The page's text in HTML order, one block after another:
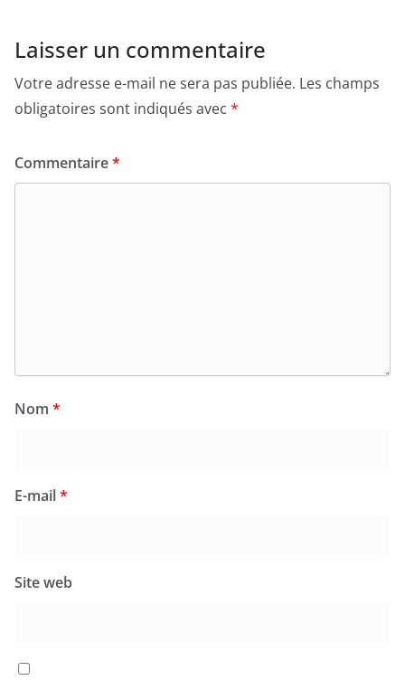
Laisser un commentaire
Votre adresse e-mail ne sera pas publiée. Les champs
obligatoires sont indiqués avec *
Commentaire*
Nom *
E-mail*
Site web